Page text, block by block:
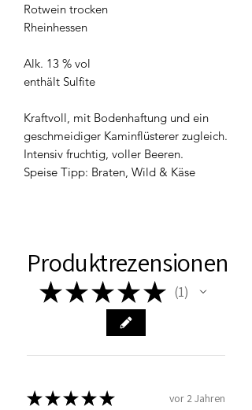
Rotwein trocken
Rheinhessen
Alk. 13 % vol
enthält Sulfite
Kraftvoll, mit Bodenhaftung und ein
geschmeidiger Kaminflüsterer zugleich.
Intensiv fruchtig, voller Beeren.
Speise Tipp: Braten, Wild & Käse
Produktrezensionen
★★★★★ 1
★★★★★ vor 2 Jahren